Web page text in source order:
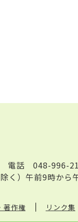
電話 048-996-
く）午前9時から
著作権 リンク集